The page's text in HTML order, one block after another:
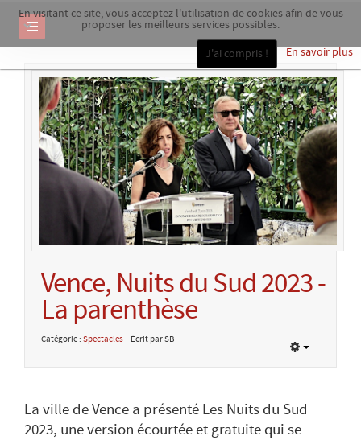
En visitant ce site, vous acceptez l'utilisation de cookies afin de vous
proposer les meilleurs services possibles.
En savoir plus
J'ai compris !
Vence, Nuits du Sud 2023 -
La parenthèse
Catégorie : Spectacles Écrit par SB
La ville de Vence a présenté Les Nuits du Sud
2023, une version écourtée et gratuite qui se